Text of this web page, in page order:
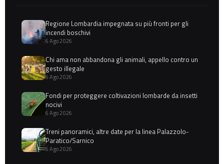
Regione Lombardia impegnata su più fronti per gli
incendi boschivi
6 Ago 2026
Chi ama non abbandona gli animali, appello contro un
gesto illegale
6 Ago 2026
Fondi per proteggere coltivazioni lombarde da insetti
nocivi
6 Ago 2026
Treni panoramici, altre date per la linea Palazzolo-
Paratico/Sarnico
6 Ago 2026